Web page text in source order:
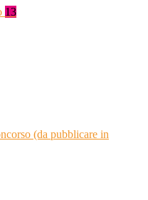
13
(da pubblicare in